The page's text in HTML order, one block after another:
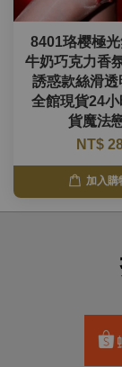
8401珞樱極
牛奶巧克力香
誘惑款絲滑透
全館現貨24小
貨魔法
NT$
加入購